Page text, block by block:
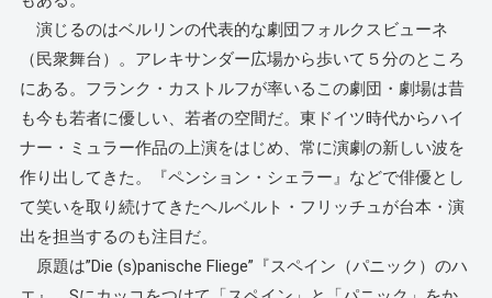
演じるのはベルリンの代表的な劇団フォルクスビューネ
（民衆舞台）。アレキサンダー広場から歩いて５分のところ
にある。フランク・カストルフが率いるこの劇団・劇場は昔
も今も若者に優しい、若者の空間だ。東ドイツ時代からハイ
ナー・ミュラー作品の上演をはじめ、常に演劇の新しい波を
作り出してきた。『ペンション・シェラー』などで俳優とし
て笑いを取り続けてきたヘルベルト・フリッチュが台本・演
出を担当するのも注目だ。
原題は”Die (s)panische Fliege”『スペイン（パニック）のハ